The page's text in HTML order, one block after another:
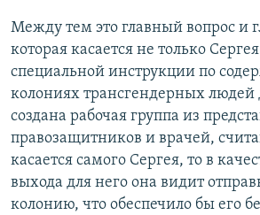
Между тем это главный вопрос и
которая касается не только
специальной инструкции по
колониях трансгендерных
создана рабочая группа из
правозащитников и врачей,
касается самого Сергея, то в
выхода для него она видит
колонию, что обеспечило бы его